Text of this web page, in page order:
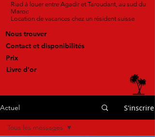
Riad à louer entre Agadir et Taroudant, au sud du
Maroc
Location de vacances chez un résident suisse
Nous trouver
Contact et disponibilités
Prix
Livre d'or
Actuel S'inscrire
Tous les messages